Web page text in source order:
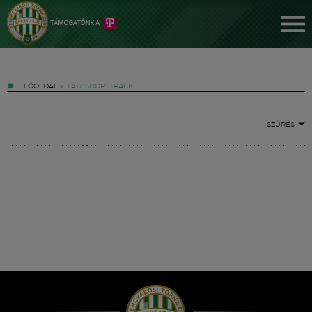
FŐOLDAL » TAG: SHORTTRACK
SZŰRÉS
Hírek